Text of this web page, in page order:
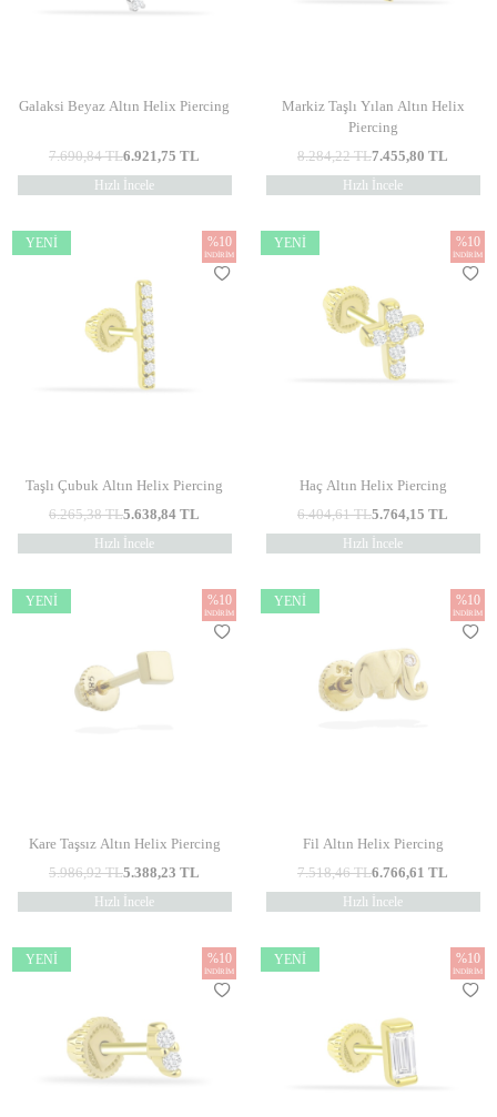
Galaksi Beyaz Altın Helix Piercing
7.690,84TL6.921,75 TL
Hızlı İncele
Markiz Taşlı Yılan Altın Helix
Piercing
8.284,22TL7.455,80 TL
Hızlı İncele
YENI %10
İNDIRIM
Taşlı Çubuk Altın Helix Piercing
6.265,38TL5.638,84 TL
Hızlı İncele
YENI %10
İNDIRIM
Haç Altın Helix Piercing
6.404,61TL5.764,15 TL
Hızlı İncele
YENI %10
İNDIRIM
Kare Taşsız Altın Helix Piercing
5.986,92TL5.388,23 TL
Hızlı İncele
YENI %10
İNDIRIM
Fil Altın Helix Piercing
7.518,46TL6.766,61 TL
Hızlı İncele
YENI %10
İNDIRIM
YENI %10
İNDIRIM